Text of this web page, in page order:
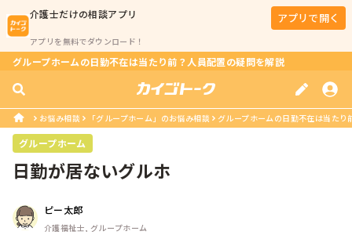
介護士だけの相談アプリ
アプリを無料でダウンロード！
アプリで開く
グループホームの日勤不在は当たり前？人員配置の疑問を解説
お悩み相談 「グループホーム」のお悩み相談 グループホームの日勤不在は当たり
グループホーム
日勤が居ないグルホ
ピー太郎
介護福祉士, グループホーム